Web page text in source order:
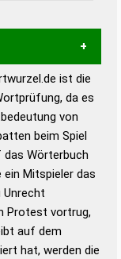
zu
um die
Spiel zu
in 12 Bänden
gutes
ist die
da es
von
beim Spiel
das Wörterbuch
ein Mitspieler das
Unrecht
Protest vortrug,
auf dem
hat, werden die